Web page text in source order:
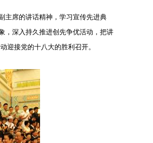
主席的讲话精神，学习宣传先进典
，深入持久推进创先争优活动，把讲
迎接党的十八大的胜利召开。